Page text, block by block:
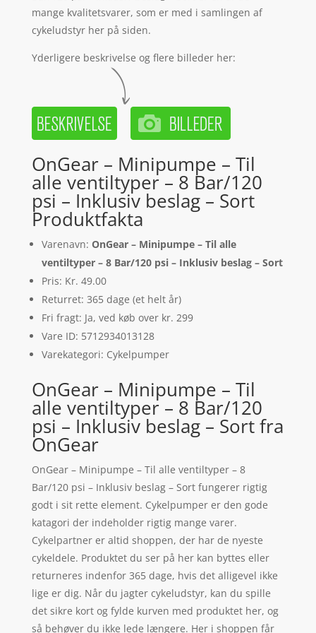
mange kvalitetsvarer, som er med i samlingen af
cykeludstyr her på siden.
Yderligere beskrivelse og flere billeder her:
OnGear – Minipumpe – Til
alle ventiltyper – 8 Bar/120
psi – Inklusiv beslag – Sort
Produktfakta
Varenavn: OnGear – Minipumpe – Til alle
ventiltyper – 8 Bar/120 psi – Inklusiv beslag – Sort
Pris: Kr. 49.00
Returret: 365 dage (et helt år)
Fri fragt: Ja, ved køb over kr. 299
Vare ID: 5712934013128
Varekategori: Cykelpumper
OnGear – Minipumpe – Til
alle ventiltyper – 8 Bar/120
psi – Inklusiv beslag – Sort fra
OnGear
OnGear – Minipumpe – Til alle ventiltyper – 8
Bar/120 psi – Inklusiv beslag – Sort fungerer rigtig
godt i sit rette element. Cykelpumper er den gode
katagori der indeholder rigtig mange varer.
Cykelpartner er altid shoppen, der har de nyeste
cykeldele. Produktet du ser på her kan byttes eller
returneres indenfor 365 dage, hvis det alligevel ikke
lige er dig. Når du jagter cykeludstyr, kan du spille
det sikre kort og fylde kurven med produktet her, og
så behøver du ikke lede længere. Her i shoppen får